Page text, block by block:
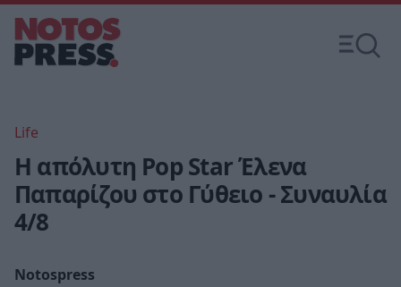
Life
H απόλυτη Pop Star Έλενα
Παπαρίζου στο Γύθειο - Συναυλία
4/8
Notospress